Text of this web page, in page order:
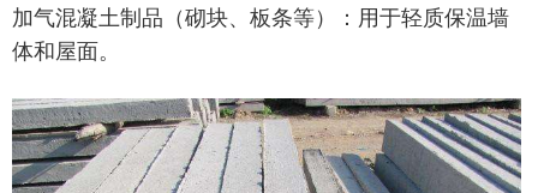
加气混凝土制品（砌块、板条等）：用于轻质保温墙
体和屋面。